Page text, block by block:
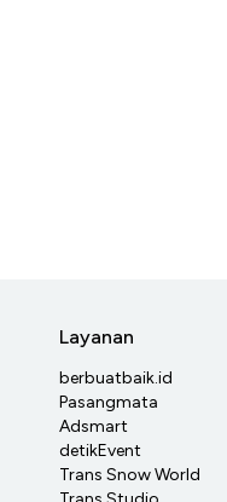
Layanan
berbuatbaik.id
Pasangmata
Adsmart
detikEvent
Trans Snow World